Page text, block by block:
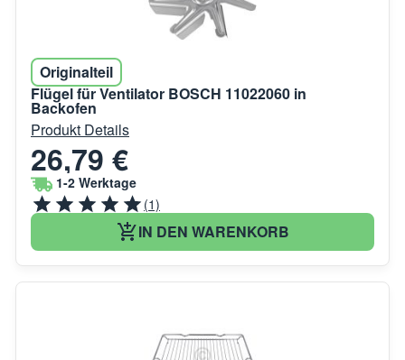
Originalteil
Flügel für Ventilator BOSCH 11022060 in
Backofen
Produkt Details
26,79 €
1-2 Werktage
(1)
IN DEN WARENKORB